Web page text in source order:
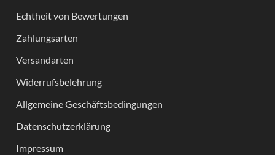
Echtheit von Bewertungen
Zahlungsarten
Versandarten
Widerrufsbelehrung
Allgemeine Geschäftsbedingungen
Datenschutzerklärung
Impressum